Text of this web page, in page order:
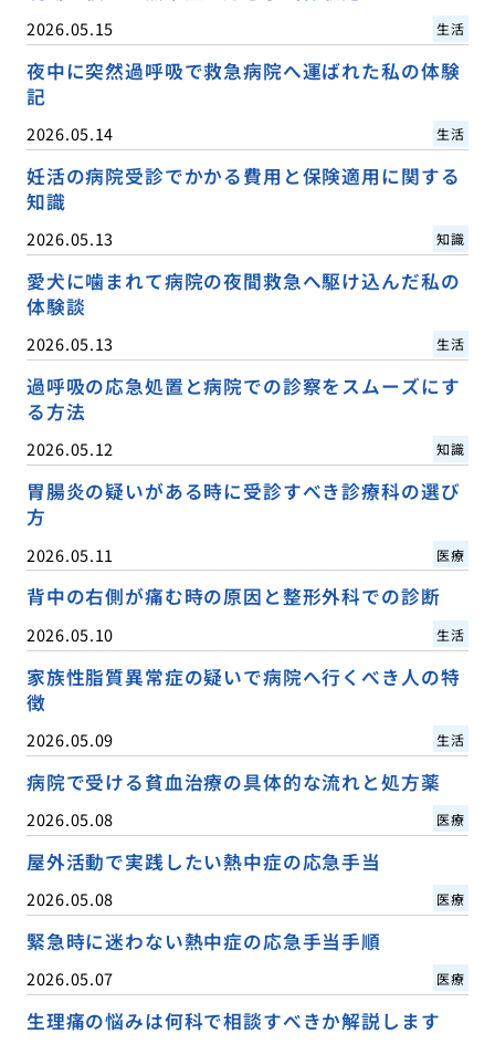
2026.05.15 生活
夜中に突然過呼吸で救急病院へ運ばれた私の体験
記
2026.05.14 生活
妊活の病院受診でかかる費用と保険適用に関する
知識
2026.05.13 知識
愛犬に噛まれて病院の夜間救急へ駆け込んだ私の
体験談
2026.05.13 生活
過呼吸の応急処置と病院での診察をスムーズにす
る方法
2026.05.12 知識
胃腸炎の疑いがある時に受診すべき診療科の選び
方
2026.05.11 医療
背中の右側が痛む時の原因と整形外科での診断
2026.05.10 生活
家族性脂質異常症の疑いで病院へ行くべき人の特
徴
2026.05.09 生活
病院で受ける貧血治療の具体的な流れと処方薬
2026.05.08 医療
屋外活動で実践したい熱中症の応急手当
2026.05.08 医療
緊急時に迷わない熱中症の応急手当手順
2026.05.07 医療
生理痛の悩みは何科で相談すべきか解説します